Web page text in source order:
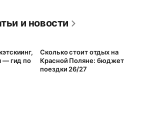
и новости
— гид по
Сколько стоит отдых на
Красной Поляне: бюджет
поездки 26/27